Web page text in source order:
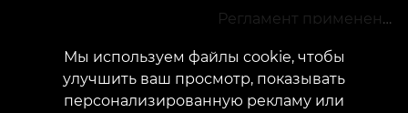
Регламент применения акций
Мы используем файлы cookie, чтобы
улучшить ваш просмотр, показывать
персонализированную рекламу или